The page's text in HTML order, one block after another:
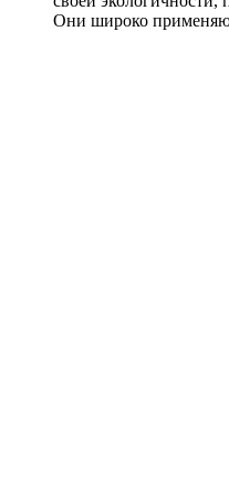
Они широко